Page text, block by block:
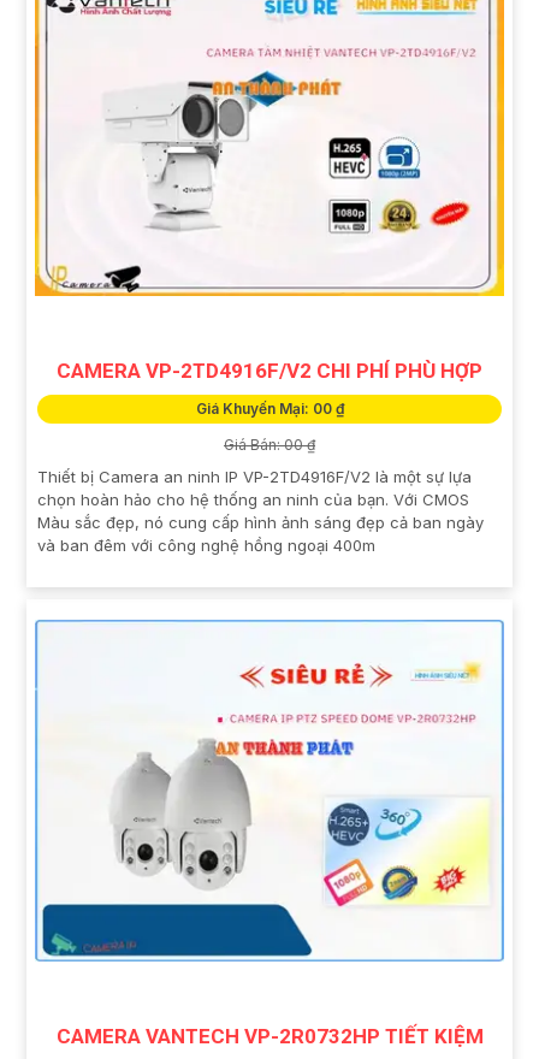
CAMERA VP-2TD4916F/V2 CHI PHÍ PHÙ HỢP
Giá Khuyến Mại: 00 ₫
Giá Bán: 00 ₫
Thiết bị Camera an ninh IP VP-2TD4916F/V2 là một sự lựa
chọn hoàn hảo cho hệ thống an ninh của bạn. Với CMOS
Màu sắc đẹp, nó cung cấp hình ảnh sáng đẹp cả ban ngày
và ban đêm với công nghệ hồng ngoại 400m
CAMERA VANTECH VP-2R0732HP TIẾT KIỆM